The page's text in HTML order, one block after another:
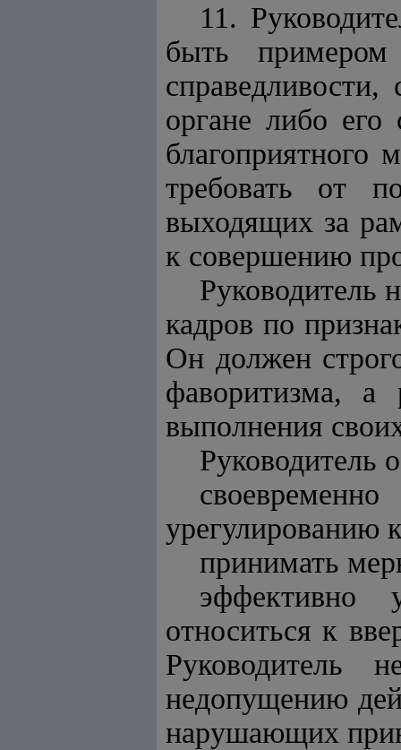
11.
быть примером
органе либо его
благоприятного
требовать от
выходящих за
к совершению
Руководитель
кадров по
Он должен
фаворитизма, а
выполнения
Руководитель
урегулированию
принимать
эффективно
относиться к
Руководитель
недопущению
нарушающих